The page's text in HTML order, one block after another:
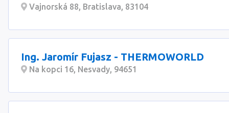
Vajnorská 88, Bratislava, 83104
Ing. Jaromír Fujasz - THERMOWORLD
Na kopci 16, Nesvady, 94651